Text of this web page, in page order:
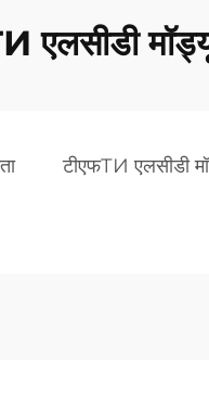
एलसीडी
टीएफТИ एलसीडी